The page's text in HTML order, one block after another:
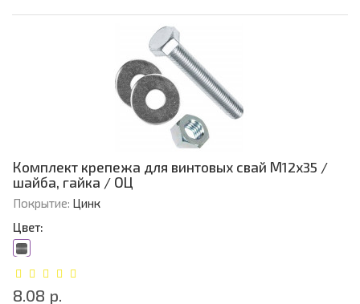
Комплект крепежа для винтовых свай М12х35 /
шайба, гайка / ОЦ
Покрытие: Цинк
Цвет:
8.08 р.